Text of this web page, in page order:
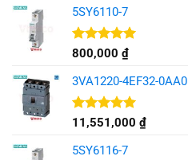
5SY6110-7
Được xếp
5 sao
800,000 ₫
3VA1220-4EF32-0AA0
Được xếp
5 sao
11,551,000 ₫
5SY6116-7